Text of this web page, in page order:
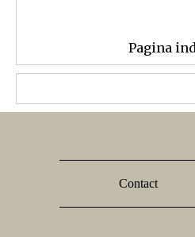
Pagina
Contact